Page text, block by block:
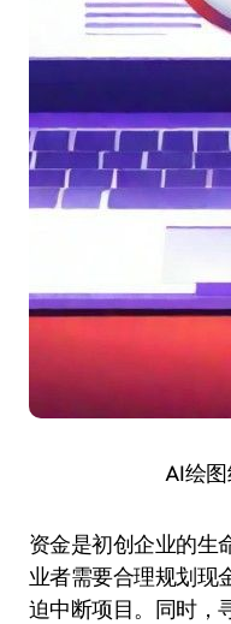
AI绘
资金是初创企业的生
业者需要合理规划现
迫中断项目。同时，